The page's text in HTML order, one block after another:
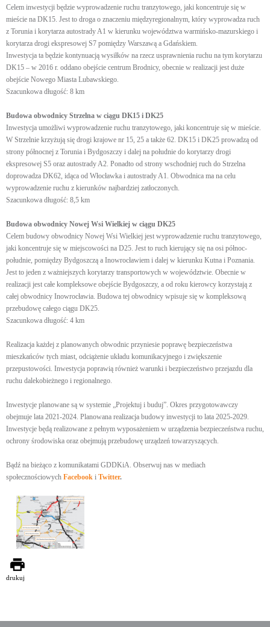
Celem inwestycji będzie wyprowadzenie ruchu tranzytowego, jaki koncentruje się w
mieście na DK15. Jest to droga o znaczeniu międzyregionalnym, który wyprowadza ruch
z Torunia i korytarza autostrady A1 w kierunku województwa warmińsko-mazurskiego i
korytarza drogi ekspresowej S7 pomiędzy Warszawą a Gdańskiem.
Inwestycja ta będzie kontynuacją wysiłków na rzecz usprawnienia ruchu na tym korytarzu
DK15 – w 2016 r. oddano obejście centrum Brodnicy, obecnie w realizacji jest duże
obejście Nowego Miasta Lubawskiego.
Szacunkowa długość: 8 km
Budowa obwodnicy Strzelna w ciągu DK15 i DK25
Inwestycja umożliwi wyprowadzenie ruchu tranzytowego, jaki koncentruje się w mieście.
W Strzelnie krzyżują się drogi krajowe nr 15, 25 a także 62. DK15 i DK25 prowadzą od
strony północnej z Torunia i Bydgoszczy i dalej na południe do korytarzy drogi
ekspresowej S5 oraz autostrady A2. Ponadto od strony wschodniej ruch do Strzelna
doprowadza DK62, idąca od Włocławka i autostrady A1. Obwodnica ma na celu
wyprowadzenie ruchu z kierunków najbardziej zatłoczonych.
Szacunkowa długość: 8,5 km
Budowa obwodnicy Nowej Wsi Wielkiej w ciągu DK25
Celem budowy obwodnicy Nowej Wsi Wielkiej jest wyprowadzenie ruchu tranzytowego,
jaki koncentruje się w miejscowości na D25. Jest to ruch kierujący się na osi północ-
południe, pomiędzy Bydgoszczą a Inowrocławiem i dalej w kierunku Kutna i Poznania.
Jest to jeden z ważniejszych korytarzy transportowych w województwie. Obecnie w
realizacji jest całe kompleksowe obejście Bydgoszczy, a od roku kierowcy korzystają z
całej obwodnicy Inowrocławia. Budowa tej obwodnicy wpisuje się w kompleksową
przebudowę całego ciągu DK25.
Szacunkowa długość: 4 km
Realizacja każdej z planowanych obwodnic przyniesie poprawę bezpieczeństwa
mieszkańców tych miast, odciążenie układu komunikacyjnego i zwiększenie
przepustowości. Inwestycja poprawią również warunki i bezpieczeństwo przejazdu dla
ruchu dalekobieżnego i regionalnego.
Inwestycje planowane są w systemie „Projektuj i buduj”. Okres przygotowawczy
obejmuje lata 2021-2024. Planowana realizacja budowy inwestycji to lata 2025-2029.
Inwestycje będą realizowane z pełnym wyposażeniem w urządzenia bezpieczeństwa ruchu,
ochrony środowiska oraz obejmują przebudowę urządzeń towarzyszących.
Bądź na bieżąco z komunikatami GDDKiA. Obserwuj nas w mediach
społecznościowych Facebook i Twitter.
drukuj